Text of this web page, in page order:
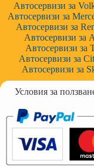
Автосервизи за
Автосервизи за
Автосервизи за
Автосервизи за
Автосервизи за
Автосервизи за
Автосервизи за
Условия за